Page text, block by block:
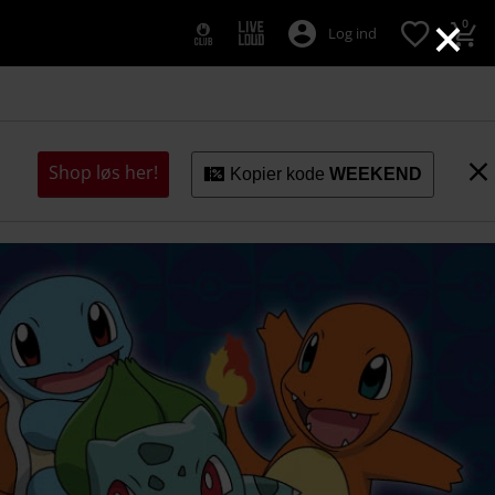
×
Log ind 0
Shop løs her! Kopier kode WEEKEND